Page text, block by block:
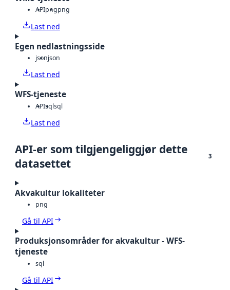
APIpngpng
Last ned
Egen nedlastningsside
jsonjson
Last ned
WFS-tjeneste
APIsqlsql
Last ned
API-er som tilgjengeliggjør dette
datasettet
3
Akvakultur lokaliteter
png
Gå til API
Produksjonsområder for akvakultur - WFS-
tjeneste
sql
Gå til API